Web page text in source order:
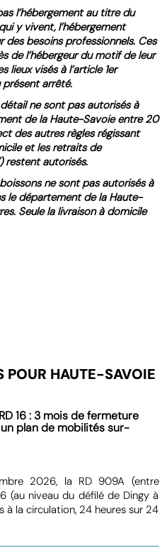
l’hébergement au titre du
y vivent, l’hébergement
des besoins professionnels. Ces
de l’hébergeur du motif de leur
lieux visés à l’article 1er
présent arrêté.
ne sont pas autorisés à
de la Haute-Savoie entre 20
des autres règles régissant
et les retraits de
restent autorisés.
ne sont pas autorisés à
le département de la Haute-
Seule la livraison à domicile
POUR HAUTE-SAVOIE
16 : 3 mois de fermeture
plan de mobilités sur-
2026, la RD 909A (entre
(au niveau du défilé de Dingy à
la circulation, 24 heures sur 24